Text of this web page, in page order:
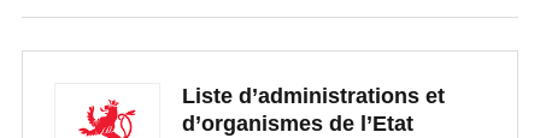
Liste d’administrations et
d’organismes de l’Etat